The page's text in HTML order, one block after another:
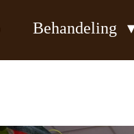
Behandeling